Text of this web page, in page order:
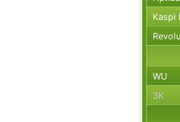
Kaspi
WU
ЗК